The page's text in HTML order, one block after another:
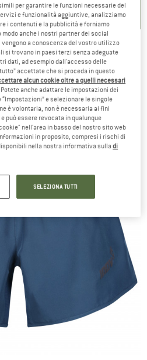
Lite (Inner Brief)
running
per garantire le funzioni necessarie del
e funzionalità aggiuntive, analizziamo
i contenuti e la pubblicità e forniamo
anche i nostri partner dei social
a conoscenza del vostro utilizzo
si trovano in paesi terzi senza adeguate
dati, ad esempio dall'accesso delle
accettate che si proceda in questo
alcun cookie oltre a quelli necessari
Potete anche adattare le impostazioni dei
e selezionare le singole
è volontaria, non è necessaria ai fini
può essere revocata in qualunque
nell'area in basso del nostro sito web
in proposito, compresi i rischi di
nella nostra informativa sulladi
SELEZIONA TUTTI